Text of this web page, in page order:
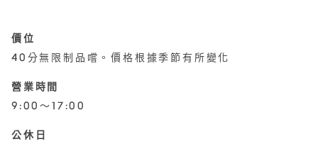
價位
40分無限制品嚐。價格根據季節有所變化
營業時間
9:00〜17:00
公休日